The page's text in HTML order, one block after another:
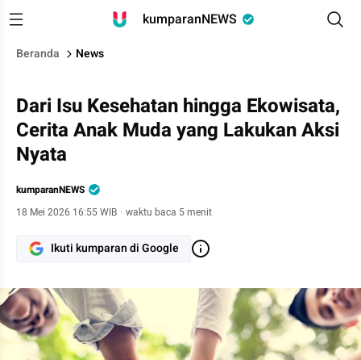
kumparanNEWS
Beranda News
Dari Isu Kesehatan hingga Ekowisata,
Cerita Anak Muda yang Lakukan Aksi
Nyata
kumparanNEWS
18 Mei 2026 16:55 WIB · waktu baca 5 menit
Ikuti kumparan di Google